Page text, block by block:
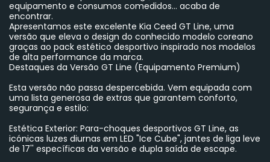
equipamento e consumos comedidos... acaba de
encontrar.
Apresentamos este excelente Kia Ceed GT Line, uma
versão que eleva o design do conhecido modelo coreano
graças ao pack estético desportivo inspirado nos modelos
de alta performance da marca.
Destaques da Versão GT Line (Equipamento Premium)
Esta versão não passa despercebida. Vem equipada com
uma lista generosa de extras que garantem conforto,
segurança e estilo:
Estética Exterior: Para-choques desportivos GT Line, as
icónicas luzes diurnas em LED "Ice Cube", jantes de liga leve
de 17'' específicas da versão e dupla saída de escape.